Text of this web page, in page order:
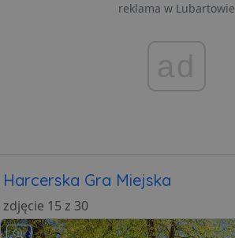
reklama w Lubartowie
Harcerska Gra Miejska
zdjęcie 15 z 30